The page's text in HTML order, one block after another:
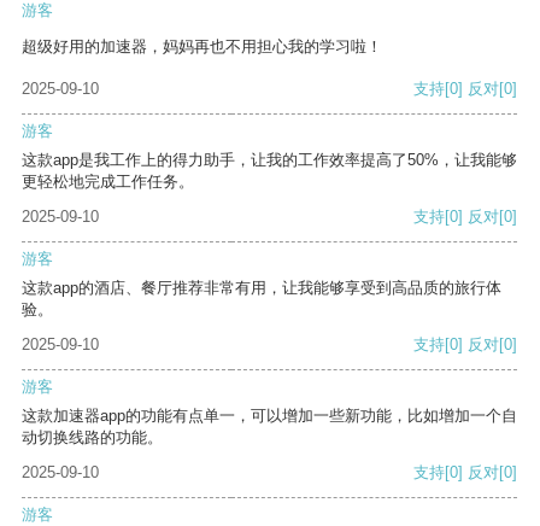
游客
超级好用的加速器，妈妈再也不用担心我的学习啦！
2025-09-10 支持[0] 反对[0]
游客
这款app是我工作上的得力助手，让我的工作效率提高了50%，让我能够
更轻松地完成工作任务。
2025-09-10
支持[0] 反对[0]
游客
这款app的酒店、餐厅推荐非常有用，让我能够享受到高品质的旅行体
验。
2025-09-10
支持[0] 反对[0]
游客
这款加速器app的功能有点单一，可以增加一些新功能，比如增加一个自
动切换线路的功能。
2025-09-10
支持[0] 反对[0]
游客